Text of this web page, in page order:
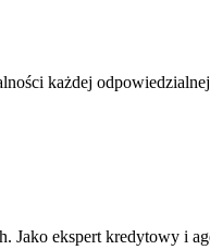
każdej
Jako ekspert kredytowy i